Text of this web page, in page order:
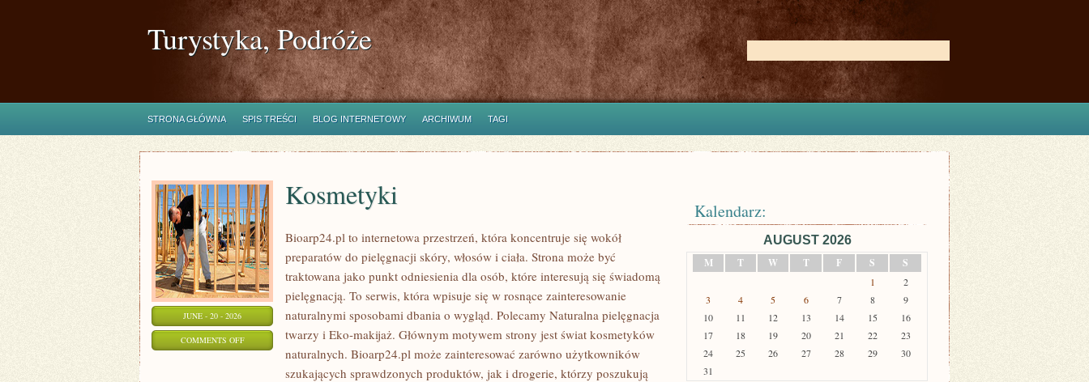
Turystyka, Podróże
STRONA GŁÓWNA SPIS TREŚCI BLOG INTERNETOWY ARCHIWUM TAGI
JUNE - 20 - 2026
COMMENTS OFFON
KOSMETYKI
Kosmetyki
Bioarp24.pl to internetowa przestrzeń, która koncentruje się wokół
preparatów do pielęgnacji skóry, włosów i ciała. Strona może być
traktowana jako punkt odniesienia dla osób, które interesują się świadomą
pielęgnacją. To serwis, która wpisuje się w rosnące zainteresowanie
naturalnymi sposobami dbania o wygląd. Polecamy Naturalna pielęgnacja
twarzy i Eko-makijaż. Głównym motywem strony jest świat kosmetyków
naturalnych. Bioarp24.pl może zainteresować zarówno użytkowników
szukających sprawdzonych produktów, jak i drogerie, którzy poszukują
Kalendarz:
AUGUST 2026
M
T W T F S S
1
2
3
4 5 6 7 8
9
10
11 12 13 14 15
16
17
18 19 20 21 22
23
24
25 26 27 28 29
30
31